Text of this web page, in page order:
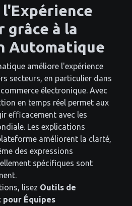
grâce à la
Automatique
améliore l'expérience
secteurs, en particulier dans
électronique. Avec
en temps réel permet aux
efficacement avec les
Les explications
améliorent la clarté,
des expressions
spécifiques sont
lisez Outils de
pour Équipes